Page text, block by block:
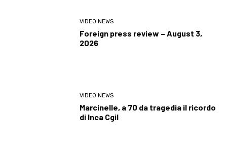
VIDEO NEWS
Foreign press review – August 3,
2026
VIDEO NEWS
Marcinelle, a 70 da tragedia il ricordo
di Inca Cgil